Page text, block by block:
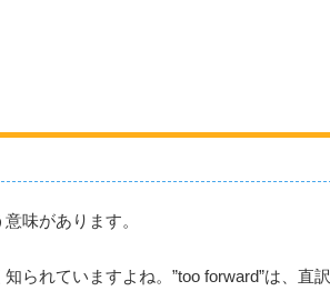
味があります。
られていますよね。”too forward”は、直訳